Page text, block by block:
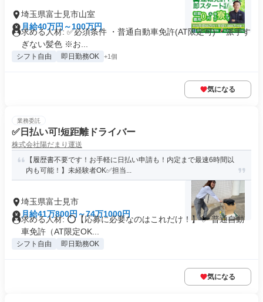
埼玉県富士見市山室
月給40万円～100万円
求める人材: ✅️必須条件 ・普通自動車免許(AT限定可) ・派手す
ぎない髪色 ※お...
シフト自由 即日勤務OK +1個
気になる
業務委託
✅日払い可!短距離ドライバー
株式会社陽だまり運送
【履歴書不要です！お手軽に日払い申請も！内定まで最速6時間以
内も可能！】未経験者OK✅担当...
埼玉県富士見市
月給41万800円～74万1000円
求める人材: ⭕️【応募に必要なのはこれだけ！】 ✅ 普通自動
車免許（AT限定OK...
シフト自由 即日勤務OK
気になる